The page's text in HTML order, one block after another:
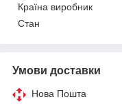
Країна виробник
Стан
Умови доставки
Нова Пошта